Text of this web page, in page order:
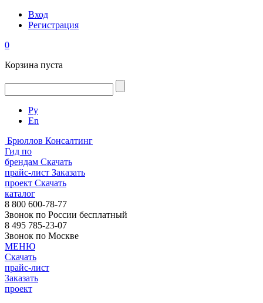
Вход
Регистрация
0
Корзина пуста
Ру
En
Брюллов Консалтинг
Гид по
брендам Скачать
прайс-лист Заказать
проект Скачать
каталог
8 800 600-78-77
Звонок по России бесплатный
8 495 785-23-07
Звонок по Москве
МЕНЮ
Скачать
прайс-лист
Заказать
проект